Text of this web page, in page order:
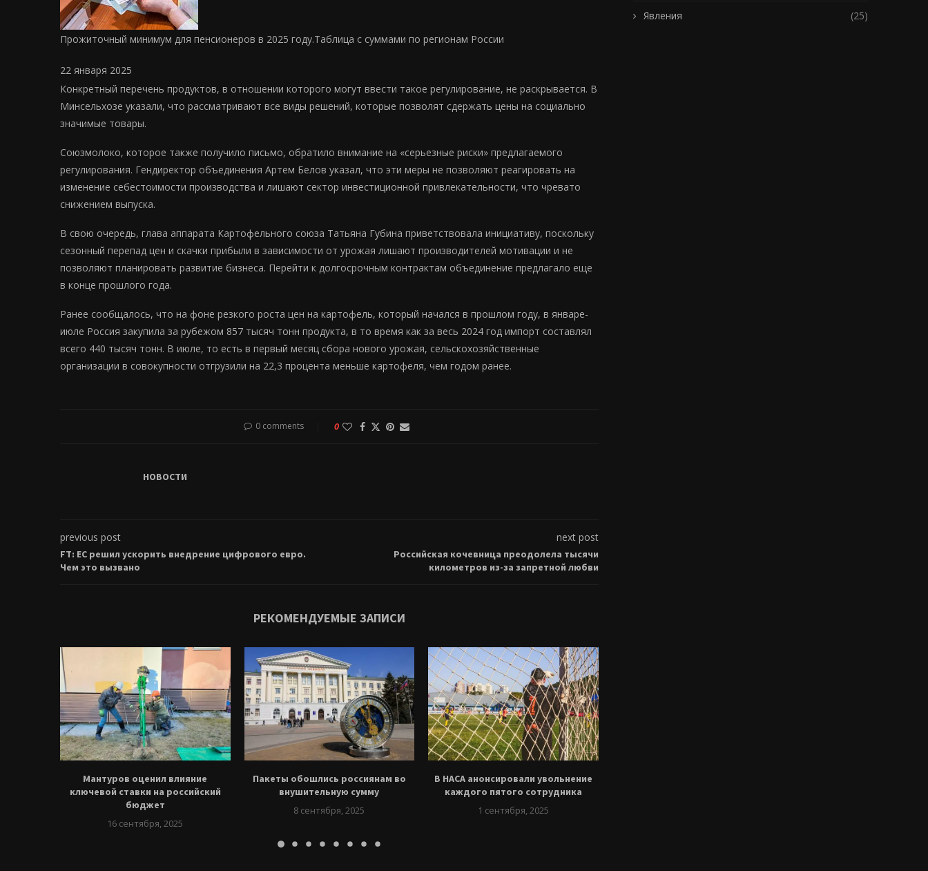
Прожиточный минимум для пенсионеров в 2025 году.Таблица с суммами по регионам России
22 января 2025
Конкретный перечень продуктов, в отношении которого могут ввести такое регулирование, не раскрывается. В
Минсельхозе указали, что рассматривают все виды решений, которые позволят сдержать цены на социально
значимые товары.
Союзмолоко, которое также получило письмо, обратило внимание на «серьезные риски» предлагаемого
регулирования. Гендиректор объединения Артем Белов указал, что эти меры не позволяют реагировать на
изменение себестоимости производства и лишают сектор инвестиционной привлекательности, что чревато
снижением выпуска.
В свою очередь, глава аппарата Картофельного союза Татьяна Губина приветствовала инициативу, поскольку
сезонный перепад цен и скачки прибыли в зависимости от урожая лишают производителей мотивации и не
позволяют планировать развитие бизнеса. Перейти к долгосрочным контрактам объединение предлагало еще
в конце прошлого года.
Ранее сообщалось, что на фоне резкого роста цен на картофель, который начался в прошлом году, в январе-
июле Россия закупила за рубежом 857 тысяч тонн продукта, в то время как за весь 2024 год импорт составлял
всего 440 тысяч тонн. В июле, то есть в первый месяц сбора нового урожая, сельскохозяйственные
организации в совокупности отгрузили на 22,3 процента меньше картофеля, чем годом ранее.
0 comments 0
НОВОСТИ
previous post
FT: ЕС решил ускорить внедрение цифрового евро.
Чем это вызвано
next post
Российская кочевница преодолела тысячи
километров из-за запретной любви
РЕКОМЕНДУЕМЫЕ ЗАПИСИ
Мантуров оценил влияние
ключевой ставки на российский
бюджет
16 сентября, 2025
Пакеты обошлись россиянам во
внушительную сумму
8 сентября, 2025
В НАСА анонсировали увольнение
каждого пятого сотрудника
1 сентября, 2025
Явления (25)